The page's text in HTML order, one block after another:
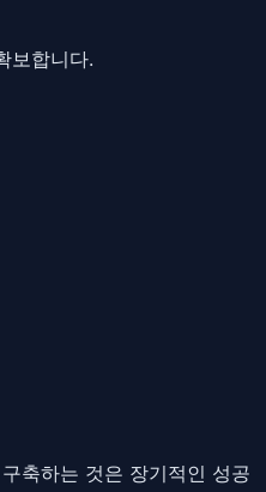
보합니다.
축하는 것은 장기적인 성공